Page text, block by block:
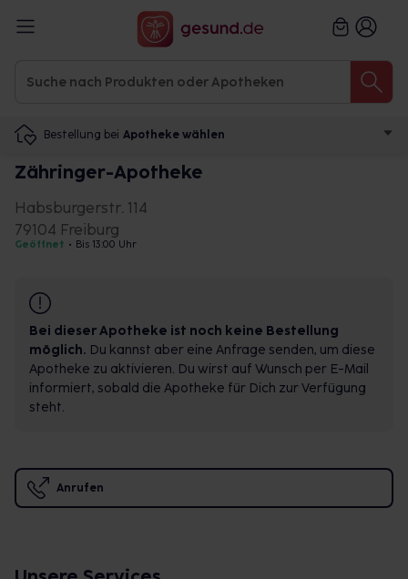
Bestellung bei Apotheke wählen
Zähringer-Apotheke
Habsburgerstr. 114
79104 Freiburg
Geöffnet • Bis 13:00 Uhr
Bei dieser Apotheke ist noch keine Bestellung
möglich. Du kannst aber eine Anfrage senden, um diese
Apotheke zu aktivieren. Du wirst auf Wunsch per E-Mail
informiert, sobald die Apotheke für Dich zur Verfügung
steht.
Anrufen